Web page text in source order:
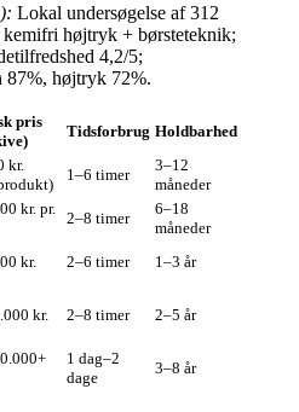
Lokal undersøgelse af 312
højtryk + børsteteknik;
4,2/5;
87%, højtryk 72%.
pris
Tidsforbrug Holdbarhed
kr.
1–6 timer
3–12
måneder
kr. pr.
2–8 timer
6–18
måneder
kr. 2–6 timer
1–3 år
kr. 2–8 timer 2–5 år
1 dag–2
dage
3–8 år